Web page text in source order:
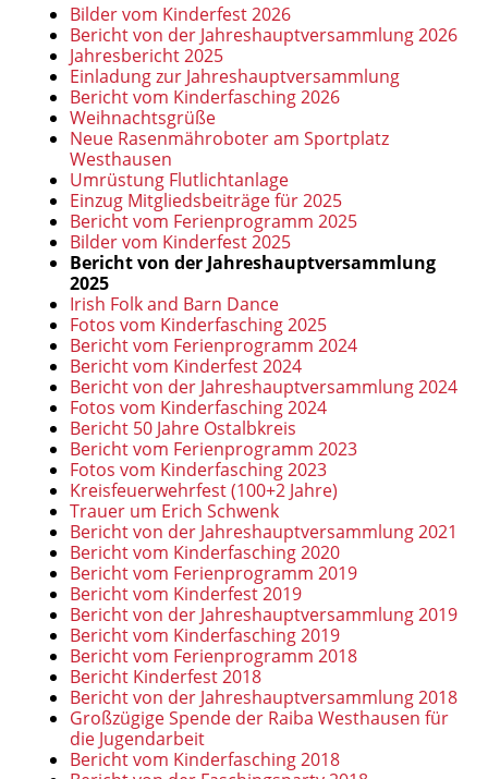
Bilder vom Kinderfest 2026
Bericht von der Jahreshauptversammlung 2026
Jahresbericht 2025
Einladung zur Jahreshauptversammlung
Bericht vom Kinderfasching 2026
Weihnachtsgrüße
Neue Rasenmähroboter am Sportplatz
Westhausen
Umrüstung Flutlichtanlage
Einzug Mitgliedsbeiträge für 2025
Bericht vom Ferienprogramm 2025
Bilder vom Kinderfest 2025
Bericht von der Jahreshauptversammlung
2025
Irish Folk and Barn Dance
Fotos vom Kinderfasching 2025
Bericht vom Ferienprogramm 2024
Bericht vom Kinderfest 2024
Bericht von der Jahreshauptversammlung 2024
Fotos vom Kinderfasching 2024
Bericht 50 Jahre Ostalbkreis
Bericht vom Ferienprogramm 2023
Fotos vom Kinderfasching 2023
Kreisfeuerwehrfest (100+2 Jahre)
Trauer um Erich Schwenk
Bericht von der Jahreshauptversammlung 2021
Bericht vom Kinderfasching 2020
Bericht vom Ferienprogramm 2019
Bericht vom Kinderfest 2019
Bericht von der Jahreshauptversammlung 2019
Bericht vom Kinderfasching 2019
Bericht vom Ferienprogramm 2018
Bericht Kinderfest 2018
Bericht von der Jahreshauptversammlung 2018
Großzügige Spende der Raiba Westhausen für
die Jugendarbeit
Bericht vom Kinderfasching 2018